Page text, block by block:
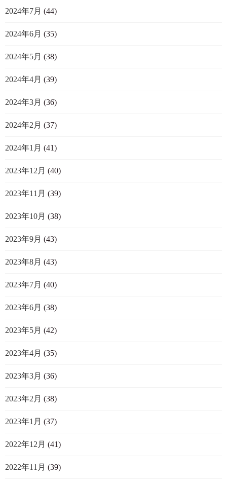
2024年7月 (44)
2024年6月 (35)
2024年5月 (38)
2024年4月 (39)
2024年3月 (36)
2024年2月 (37)
2024年1月 (41)
2023年12月 (40)
2023年11月 (39)
2023年10月 (38)
2023年9月 (43)
2023年8月 (43)
2023年7月 (40)
2023年6月 (38)
2023年5月 (42)
2023年4月 (35)
2023年3月 (36)
2023年2月 (38)
2023年1月 (37)
2022年12月 (41)
2022年11月 (39)